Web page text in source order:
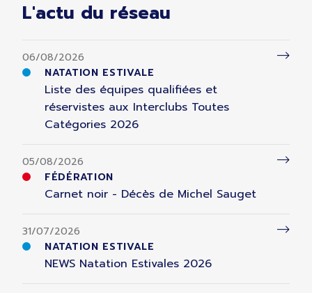
L'actu du réseau
06/08/2026
NATATION ESTIVALE
Liste des équipes qualifiées et
réservistes aux Interclubs Toutes
Catégories 2026
05/08/2026
FÉDÉRATION
Carnet noir - Décès de Michel Sauget
31/07/2026
NATATION ESTIVALE
NEWS Natation Estivales 2026